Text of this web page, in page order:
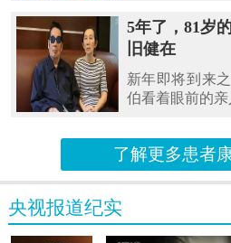
5年了，81岁
旧健在
新年即将到来
伯看着眼前的
了解更多患者
央视报道纪实